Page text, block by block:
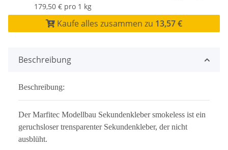
179,50 € pro 1 kg
Kaufe alles zusammen zu 13,57 €
Beschreibung
Beschreibung:
Der Marfitec Modellbau Sekundenkleber smokeless ist ein
geruchsloser trensparenter Sekundenkleber, der nicht
ausblüht.